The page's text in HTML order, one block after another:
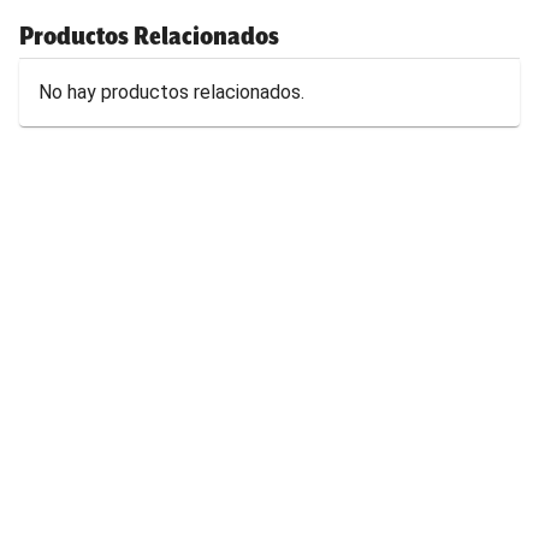
Productos Relacionados
No hay productos relacionados.